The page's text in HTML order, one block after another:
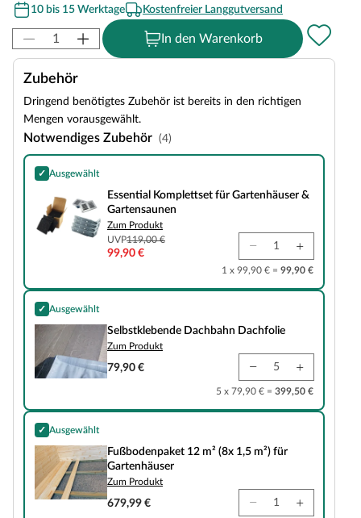
10 bis 15 Werktage
Kostenfreier Langgutversand
In den Warenkorb
Zubehör
Dringend benötigtes Zubehör ist bereits in den richtigen
Mengen vorausgewählt.
Notwendiges Zubehör (4)
✓ Ausgewählt
Essential Komplettset für Gartenhäuser & Gartensaunen
Essential Komplettset für Gartenhäuser &
Gartensaunen
Zum Produkt
UVP119,00 €
99,90 €
1 x 99,90 € = 99,90 €
✓ Ausgewählt
Selbstklebende Dachbahn Dachfolie
Selbstklebende Dachbahn Dachfolie
Zum Produkt
79,90 €
5 x 79,90 € = 399,50 €
✓ Ausgewählt
Fußbodenpaket 12 m² (8x 1,5 m²) für Gartenhäuser
Fußbodenpaket 12 m² (8x 1,5 m²) für
Gartenhäuser
Zum Produkt
679,99 €